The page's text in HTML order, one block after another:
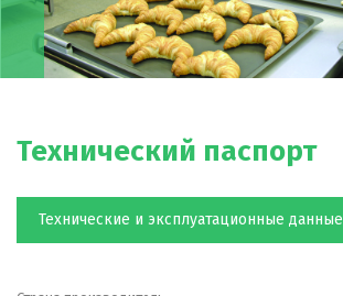
Технический паспорт
Технические и эксплуатационные данные